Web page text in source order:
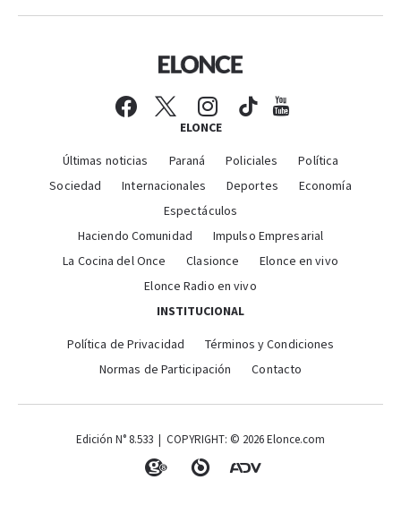
ELONCE
Últimas noticias Paraná Policiales
Política
Sociedad
Internacionales Deportes
Economía
Espectáculos
Haciendo Comunidad
Impulso Empresarial
La Cocina del Once
Clasionce
Elonce en vivo
Elonce Radio en vivo
INSTITUCIONAL
Política de Privacidad
Términos y Condiciones
Normas de Participación
Contacto
Edición N° 8.533 | COPYRIGHT: © 2026 Elonce.com